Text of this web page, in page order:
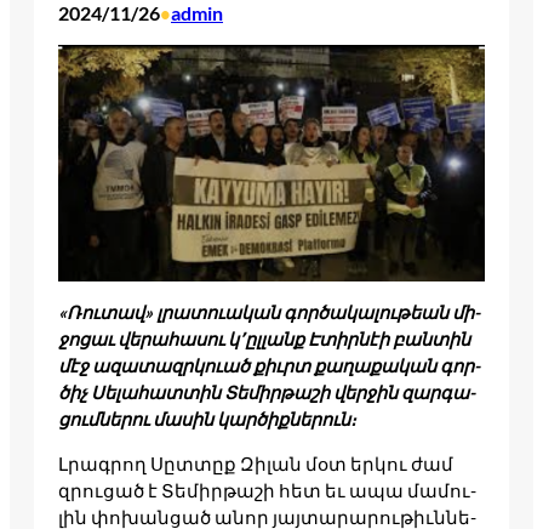
2024/11/26•admin
«Ռուտավ» լրա­տուա­կան գոր­ծա­կալու­թեան մի­
ջոցաւ վե­րահա­սու կ՚ըլ­լանք Էտիր­նէի բան­տին
մէջ ազա­տազրկո­ւած քիւրտ քա­ղաքա­կան գոր­
ծիչ Սե­լահատ­տին Տե­միր­թա­շի վեր­ջին զար­գա­
ցումնե­րու մա­սին կար­ծիքնե­րուն։
Լրագ­րող Սըտ­տըք Զի­լան մօտ եր­կու ժամ
զրու­ցած է Տե­միր­թա­շի հետ եւ ապա մա­մու­
լին փո­խան­ցած անոր յայ­տա­րարու­թիւննե­